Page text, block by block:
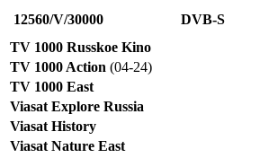
12560/V/30000
DVB-S
TV 1000 Russkoe Kino
TV 1000 Action (04-24)
TV 1000 East
Viasat Explore Russia
Viasat History
Viasat Nature East